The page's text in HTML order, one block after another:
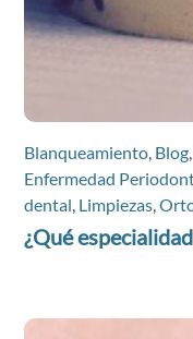
Blanqueamiento Blog
Enfermedad
dental Limpiezas ,
¿Qué